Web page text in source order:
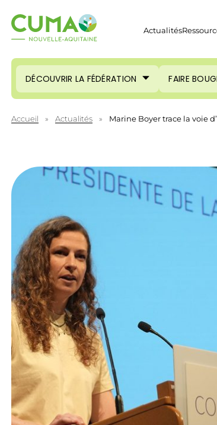
Actualités
DÉCOUVRIR LA FÉDÉRATION FAIRE
Accueil » Actualités » Marine Boyer trace la voie